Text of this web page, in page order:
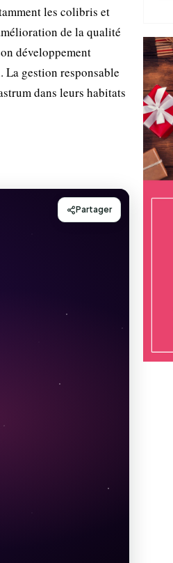
les colibris et
de la qualité
développement
gestion responsable
dans leurs habitats